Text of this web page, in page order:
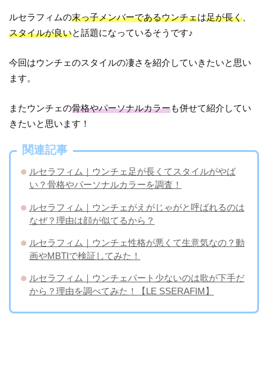
ルセラフィムの末っ子メンバーであるウンチェは足が長く
スタイルが良いと話題になっているそうです♪
今回はウンチェのスタイルの凄さを紹介していきたいと思い
ます。
またウンチェの骨格やパーソナルカラーも併せて紹介してい
きたいと思います！
関連記事
ルセラフィム｜ウンチェ足が長くてスタイルがやば
い？骨格やパーソナルカラーを調査！
ルセラフィム｜ウンチェがえがじゃがと呼ばれるのは
なぜ？理由は顔が似てるから？
ルセラフィム｜ウンチェ性格が悪くて生意気なの？動
画やMBTIで検証してみた！
ルセラフィム｜ウンチェパート少ないのは歌が下手だ
から？理由を調べてみた！【LE SSERAFIM】